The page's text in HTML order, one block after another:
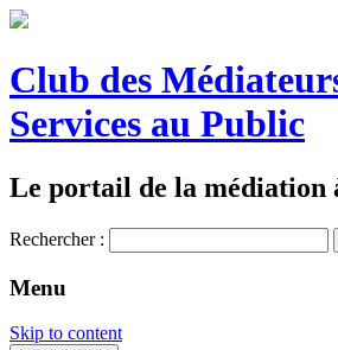
Club des
Services au Public
Le portail de la médiation
Rechercher :
Menu
Skip to content